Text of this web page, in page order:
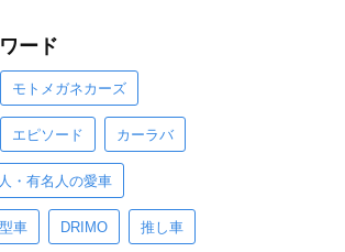
ード
モトメガネカーズ
エピソード カーラバ
・有名人の愛車
車 DRIMO 推し車